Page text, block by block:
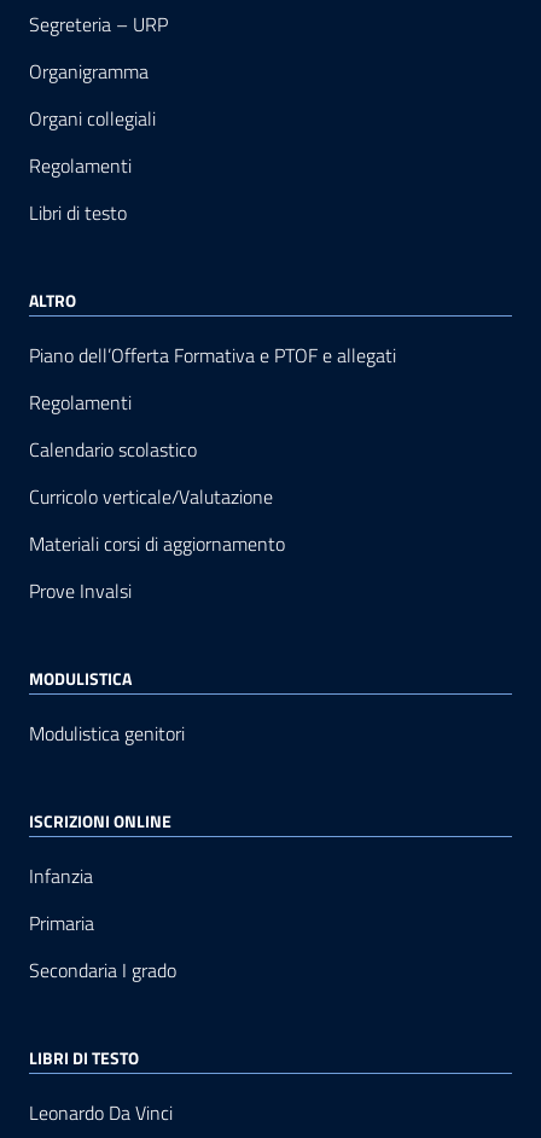
Segreteria – URP
Organigramma
Organi collegiali
Regolamenti
Libri di testo
ALTRO
Piano dell’Offerta Formativa e PTOF e allegati
Regolamenti
Calendario scolastico
Curricolo verticale/Valutazione
Materiali corsi di aggiornamento
Prove Invalsi
MODULISTICA
Modulistica genitori
ISCRIZIONI ONLINE
Infanzia
Primaria
Secondaria I grado
LIBRI DI TESTO
Leonardo Da Vinci